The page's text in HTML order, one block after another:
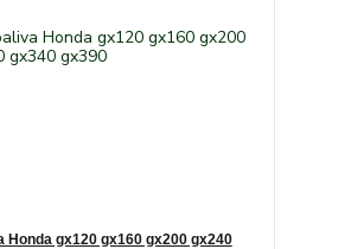
Honda gx120 gx160 gx200 gx240